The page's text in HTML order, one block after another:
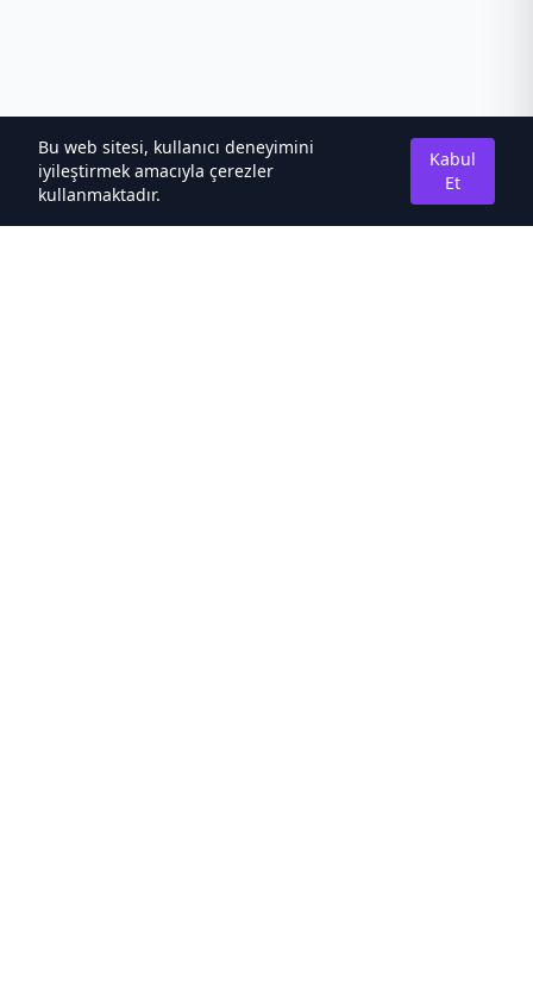
Bu web sitesi, kullanıcı deneyimini
iyileştirmek amacıyla çerezler
kullanmaktadır.
Kabul
Et